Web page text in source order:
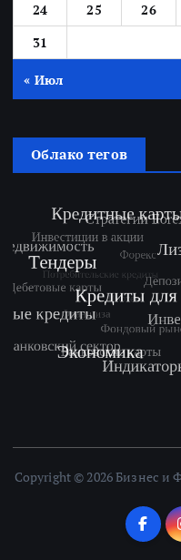
24
25 26
31
« Июл
Облако тегов
Copyright © 2026 Бизнес и